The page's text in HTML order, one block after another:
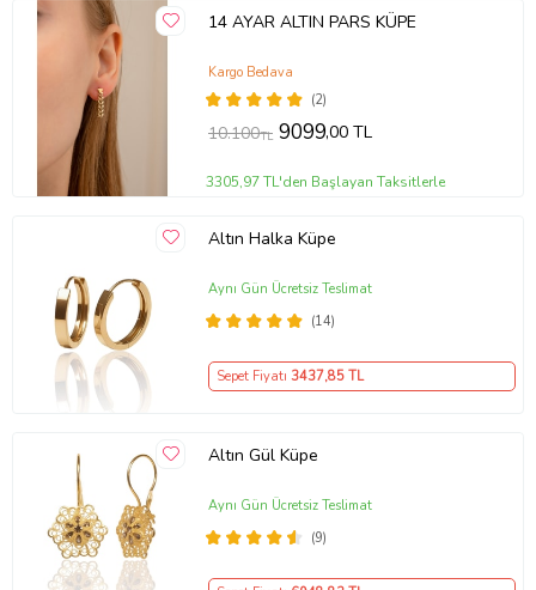
14 AYAR ALTIN PARS KÜPE
(2)
Kargo Bedava
10.100TL 9099,00 TL
3305,97 TL'den Başlayan Taksitlerle
Altın Halka Küpe
(14)
Aynı Gün Ücretsiz Teslimat
Sepet Fiyatı 3437,85 TL
Altın Gül Küpe
(9)
Aynı Gün Ücretsiz Teslimat